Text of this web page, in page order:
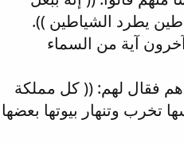
يطرد الشياطين )).
آية من السماء
فقال لهم: (( كل مملكة
تخرب وتنهار بيوتها بعضها